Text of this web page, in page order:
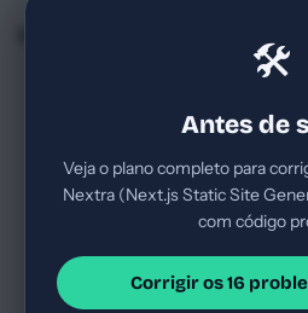
🛠
Antes de
Veja o plano completo para
Nextra (Next.js Static Site
com código
Corrigir os 16
com IA para equipes técnicas;
定位 como plataforma
/ IA para codificação